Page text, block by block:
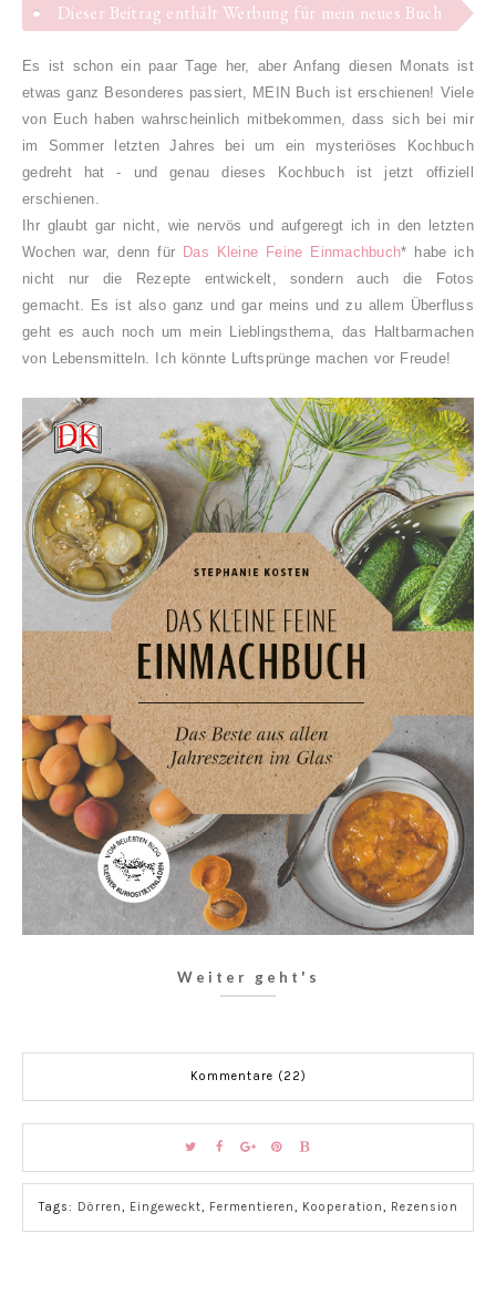
Dieser Beitrag enthält Werbung für mein neues Buch
Es ist schon ein paar Tage her, aber Anfang diesen Monats ist
etwas ganz Besonderes passiert, MEIN Buch ist erschienen! Viele
von Euch haben wahrscheinlich mitbekommen, dass sich bei mir
im Sommer letzten Jahres bei um ein mysteriöses Kochbuch
gedreht hat - und genau dieses Kochbuch ist jetzt offiziell
erschienen.
Ihr glaubt gar nicht, wie nervös und aufgeregt ich in den letzten
Wochen war, denn für Das Kleine Feine Einmachbuch* habe ich
nicht nur die Rezepte entwickelt, sondern auch die Fotos
gemacht. Es ist also ganz und gar meins und zu allem Überfluss
geht es auch noch um mein Lieblingsthema, das Haltbarmachen
von Lebensmitteln. Ich könnte Luftsprünge machen vor Freude!
Weiter geht's
Kommentare (22)
Tags: Dörren, Eingeweckt, Fermentieren, Kooperation, Rezension